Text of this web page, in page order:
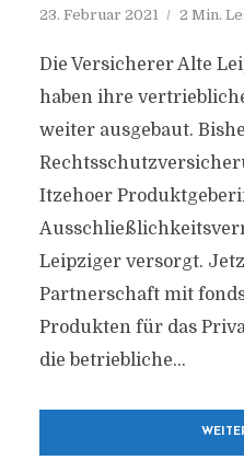
23. Februar 2021 2 Min.
Die Versicherer Alte
haben ihre
weiter ausgebaut.
Itzehoer
Leipziger versorgt.
Partnerschaft mit
Produkten für das
die betriebliche...